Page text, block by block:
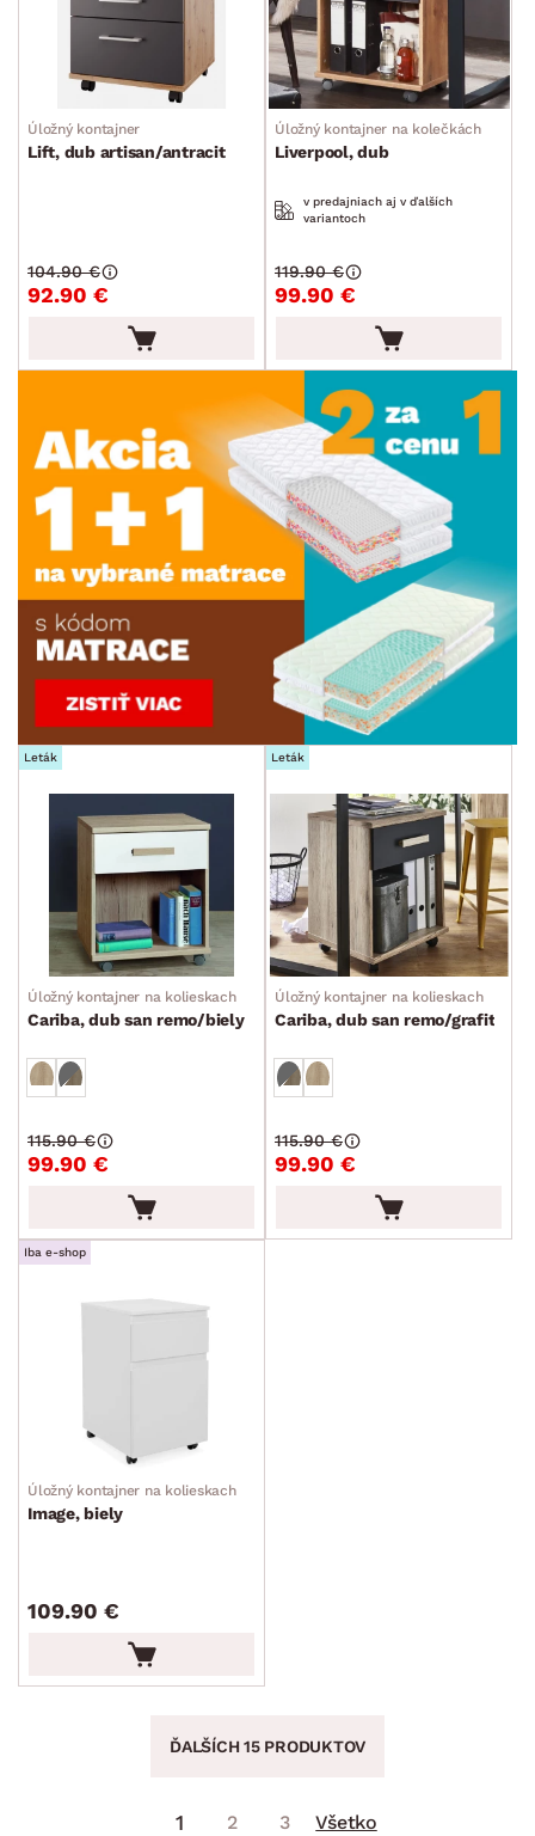
Úložný kontajner
Lift, dub artisan/antracit
92.90 €
104.90 €
Úložný kontajner na kolečkách
Liverpool, dub
v predajniach aj v ďalších
variantoch
99.90 €
119.90 €
Leták
Úložný kontajner na kolieskach
Cariba, dub san remo/biely
99.90 €
115.90 €
Leták
Úložný kontajner na kolieskach
Cariba, dub san remo/grafit
99.90 €
115.90 €
Iba e-shop
Úložný kontajner na kolieskach
Image, biely
109.90 €
ĎALŠÍCH 15 PRODUKTOV
1 2 3 Všetko